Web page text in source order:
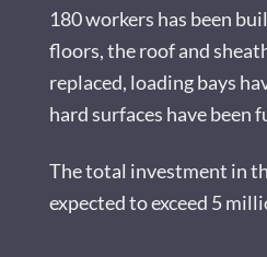
180 workers has been
floors, the roof and
replaced, loading bays
hard surfaces have been
The total investment in
expected to exceed 5